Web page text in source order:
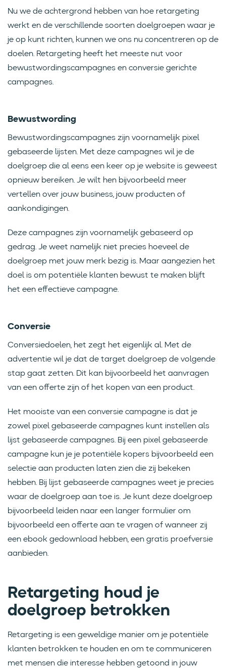
Nu we de achtergrond hebben van hoe retargeting
werkt en de verschillende soorten doelgroepen waar je
je op kunt richten, kunnen we ons nu concentreren op de
doelen. Retargeting heeft het meeste nut voor
bewustwordingscampagnes en conversie gerichte
campagnes.
Bewustwording
Bewustwordingscampagnes zijn voornamelijk pixel
gebaseerde lijsten. Met deze campagnes wil je de
doelgroep die al eens een keer op je website is geweest
opnieuw bereiken. Je wilt hen bijvoorbeeld meer
vertellen over jouw business, jouw producten of
aankondigingen.
Deze campagnes zijn voornamelijk gebaseerd op
gedrag. Je weet namelijk niet precies hoeveel de
doelgroep met jouw merk bezig is. Maar aangezien het
doel is om potentiële klanten bewust te maken blijft
het een effectieve campagne.
Conversie
Conversiedoelen, het zegt het eigenlijk al. Met de
advertentie wil je dat de target doelgroep de volgende
stap gaat zetten. Dit kan bijvoorbeeld het aanvragen
van een offerte zijn of het kopen van een product.
Het mooiste van een conversie campagne is dat je
zowel pixel gebaseerde campagnes kunt instellen als
lijst gebaseerde campagnes. Bij een pixel gebaseerde
campagne kun je je potentiële kopers bijvoorbeeld een
selectie aan producten laten zien die zij bekeken
hebben. Bij lijst gebaseerde campagnes weet je precies
waar de doelgroep aan toe is. Je kunt deze doelgroep
bijvoorbeeld leiden naar een langer formulier om
bijvoorbeeld een offerte aan te vragen of wanneer zij
een ebook gedownload hebben, een gratis proefversie
aanbieden.
Retargeting houd je
doelgroep betrokken
Retargeting is een geweldige manier om je potentiële
klanten betrokken te houden en om te communiceren
met mensen die interesse hebben getoond in jouw